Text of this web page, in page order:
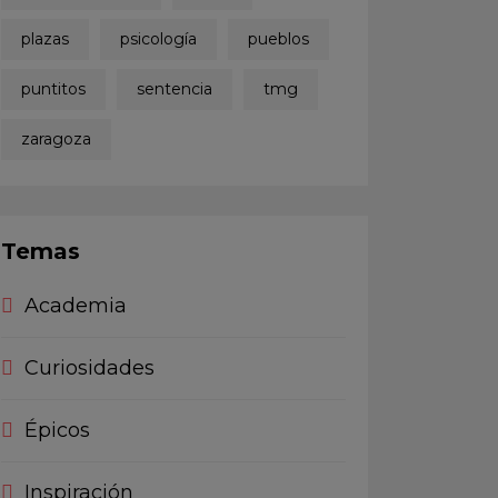
plazas psicología pueblos
puntitos sentencia tmg
zaragoza
Temas
Academia
Curiosidades
Épicos
Inspiración